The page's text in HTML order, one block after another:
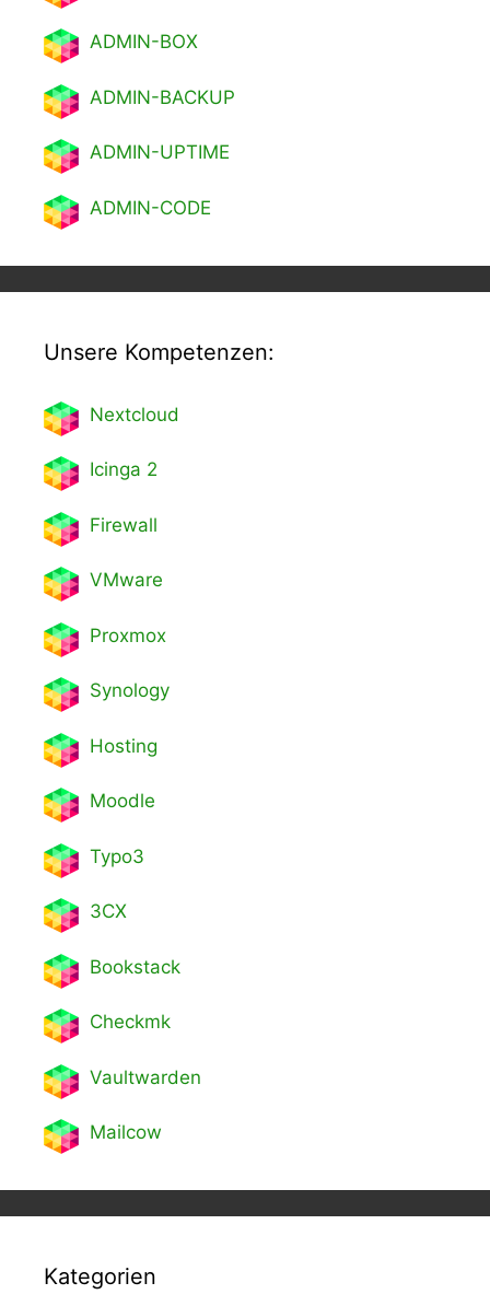
ADMIN-BOX
ADMIN-BACKUP
ADMIN-UPTIME
ADMIN-CODE
Unsere Kompetenzen:
Nextcloud
Icinga 2
Firewall
VMware
Proxmox
Synology
Hosting
Moodle
Typo3
3CX
Bookstack
Checkmk
Vaultwarden
Mailcow
Kategorien